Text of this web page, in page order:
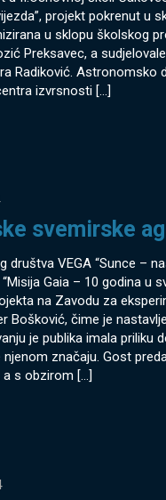
projekt pokrenut u
u sklopu školskog
Preksavec, a
Radiković.
izvrsnosti […]
svemirske
VEGA “Sunce –
Gaia – 10 godina u
na Zavodu za
Bošković, čime je
je publika imala
značaju. Gost
a s obzirom […]